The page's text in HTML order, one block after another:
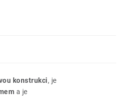
konstrukci, je
a je